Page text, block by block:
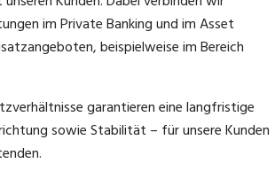
Erfahre mehr zu unseren Einstiegs- und
unter
und Psychologen wie auch
Die Direktion Pfäfers umfasst das
die gesamte Behandlung am Standort
es um die integrierte Versorgung in
Alters- und
Therapien und Soziale Arbeit und
sowie die Hotellerie – ergänzt
im Private Banking und im Asset
beispielweise im Bereich
garantieren eine langfristige
sowie Stabilität – für unsere Kunden